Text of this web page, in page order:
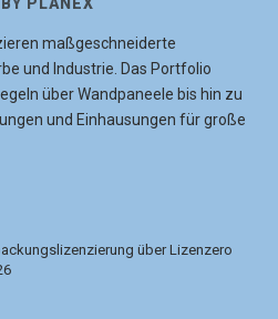
PLANEX
maßgeschneiderte
und Industrie. Das Portfolio
über Wandpaneele bis hin zu
und Einhausungen für große
über Lizenzero